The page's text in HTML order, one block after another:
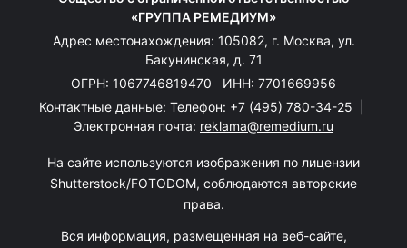
«ГРУППА РЕМЕДИУМ»
Адрес местонахождения: 105082, г. Москва, ул.
Бакунинская, д. 71
ОГРН: 1067746819470 ИНН: 7701669956
Контактные данные: Телефон: +7 (495) 780-34-25
Электронная почта: reklama@remedium.ru
На сайте используются изображения по лицензии
Shutterstock/FOTODOM, соблюдаются авторские
права.
Вся информация, размещенная на веб-сайте,